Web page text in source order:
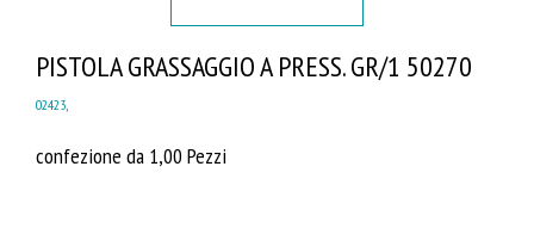
PISTOLA GRASSAGGIO A PRESS. GR/1 50270
02423
confezione da 1,00 Pezzi